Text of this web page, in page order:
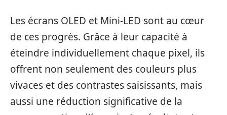
Les écrans OLED et Mini-LED sont au cœur
de ces progrès. Grâce à leur capacité à
éteindre individuellement chaque pixel, ils
offrent non seulement des couleurs plus
vivaces et des contrastes saisissants, mais
aussi une réduction significative de la